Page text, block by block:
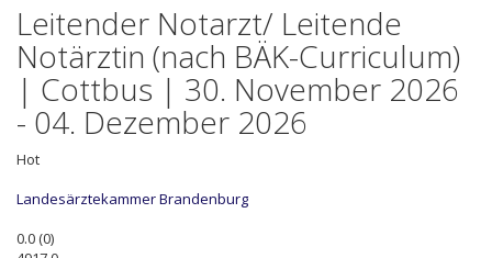
Leitender Notarzt/ Leitende
Notärztin (nach BÄK-Curriculum)
| Cottbus | 30. November 2026
- 04. Dezember 2026
Hot
Landesärztekammer Brandenburg
0.0(0)